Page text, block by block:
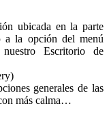
ubicada en la parte
a la opción del menú
Escritorio de
generales de las
más calma…